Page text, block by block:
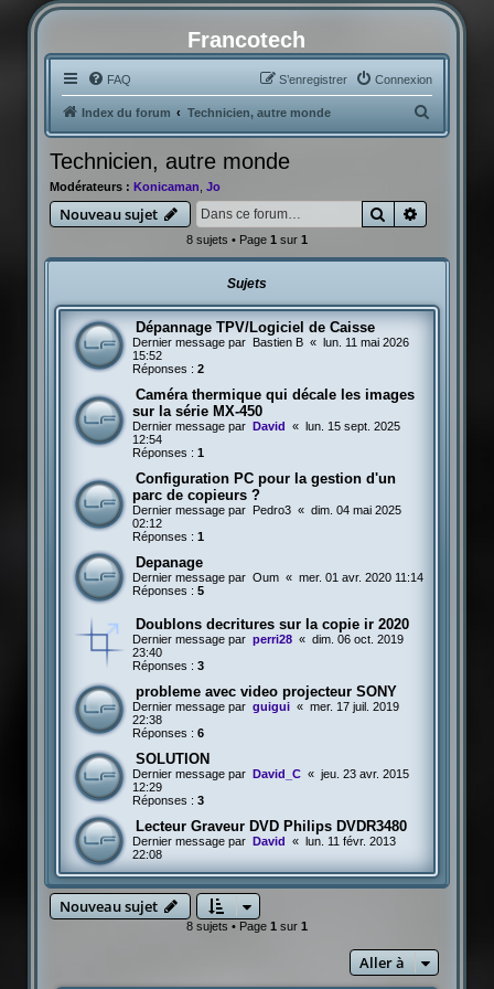
Francotech
FAQ Connexion
S’enregistrer
Index du forum Technicien, autre monde
e
Technicien, autre monde
Modérateurs : Konicaman, Jo
Nouveau sujet Rechercher
8 sujets • Page 1 sur 1
Sujets
Dépannage TPV/Logiciel de Caisse
Dernier message par Bastien B « lun. 11 mai 2026
15:52
Réponses : 2
Caméra thermique qui décale les images
sur la série MX-450
Dernier message par David « lun. 15 sept. 2025
12:54
Réponses : 1
Configuration PC pour la gestion d'un
parc de copieurs ?
Dernier message par Pedro3 « dim. 04 mai 2025
02:12
Réponses : 1
Depanage
Dernier message par Oum « mer. 01 avr. 2020 11:14
Réponses : 5
Doublons decritures sur la copie ir 2020
Dernier message par perri28 « dim. 06 oct. 2019
23:40
Réponses : 3
probleme avec video projecteur SONY
Dernier message par guigui « mer. 17 juil. 2019
22:38
Réponses : 6
SOLUTION
Dernier message par David_C « jeu. 23 avr. 2015
12:29
Réponses : 3
Lecteur Graveur DVD Philips DVDR3480
Dernier message par David « lun. 11 févr. 2013
22:08
Nouveau sujet
8 sujets • Page 1 sur 1
Aller à